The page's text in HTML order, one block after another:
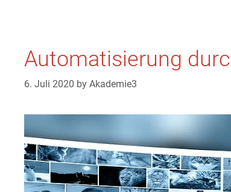
Automatisierung
6. Juli 2020 by Akademie3